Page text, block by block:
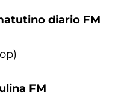
diario FM
FM